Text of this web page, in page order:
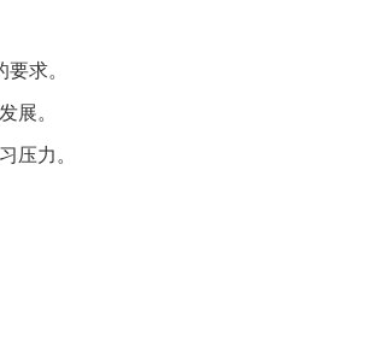
求。
展。
压力。